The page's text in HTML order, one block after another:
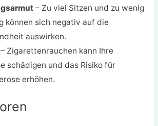
– Zu viel Sitzen und zu wenig
können sich negativ auf die
auswirken.
– Zigarettenrauchen kann Ihre
schädigen und das Risiko für
erhöhen.